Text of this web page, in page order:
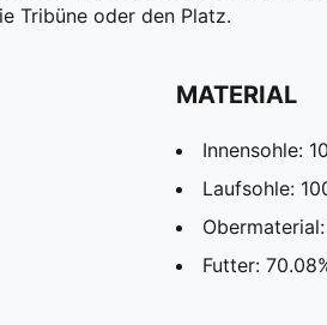
Tribüne oder den Platz.
MATERIAL
Innensohle:
Laufsohle:
Futter: